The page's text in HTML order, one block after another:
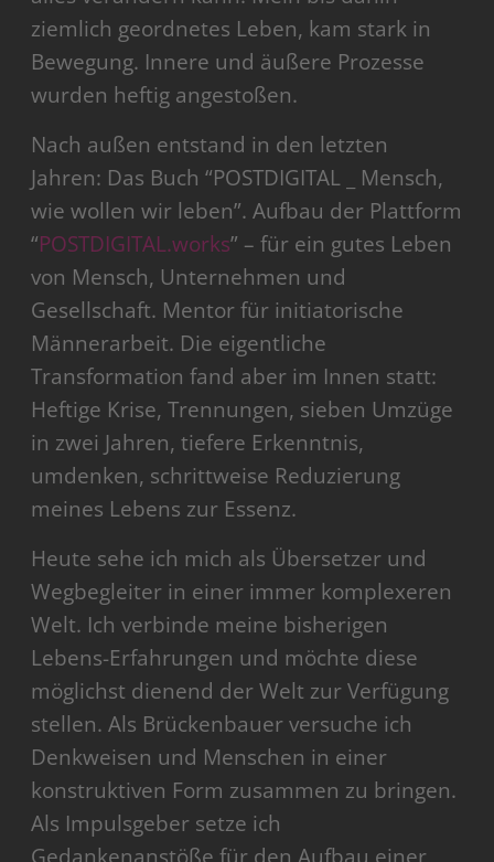
ziemlich geordnetes Leben, kam stark in
Bewegung. Innere und äußere Prozesse
wurden heftig angestoßen.
Nach außen entstand in den letzten
Jahren: Das Buch “POSTDIGITAL _ Mensch,
wie wollen wir leben”. Aufbau der Plattform
“POSTDIGITAL.works” – für ein gutes Leben
von Mensch, Unternehmen und
Gesellschaft. Mentor für initiatorische
Männerarbeit. Die eigentliche
Transformation fand aber im Innen statt:
Heftige Krise, Trennungen, sieben Umzüge
in zwei Jahren, tiefere Erkenntnis,
umdenken, schrittweise Reduzierung
meines Lebens zur Essenz.
Heute sehe ich mich als Übersetzer und
Wegbegleiter in einer immer komplexeren
Welt. Ich verbinde meine bisherigen
Lebens-Erfahrungen und möchte diese
möglichst dienend der Welt zur Verfügung
stellen. Als Brückenbauer versuche ich
Denkweisen und Menschen in einer
konstruktiven Form zusammen zu bringen.
Als Impulsgeber setze ich